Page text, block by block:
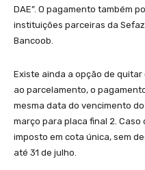
DAE”. O pagamento também
instituições parceiras da
Bancoob.
Existe ainda a opção de quitar
ao parcelamento, o
mesma data do vencimento
março para placa final 2.
imposto em cota única, sem
até 31 de julho.